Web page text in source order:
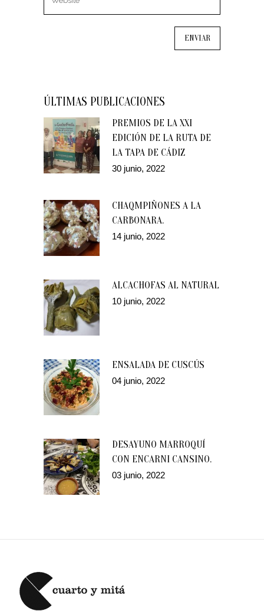
ÚLTIMAS PUBLICACIONES
PREMIOS DE LA XXI
EDICIÓN DE LA RUTA DE
LA TAPA DE CÁDIZ
30 junio, 2022
CHAQMPIÑONES A LA
CARBONARA.
14 junio, 2022
ALCACHOFAS AL NATURAL
10 junio, 2022
ENSALADA DE CUSCÚS
04 junio, 2022
DESAYUNO MARROQUÍ
CON ENCARNI CANSINO.
03 junio, 2022